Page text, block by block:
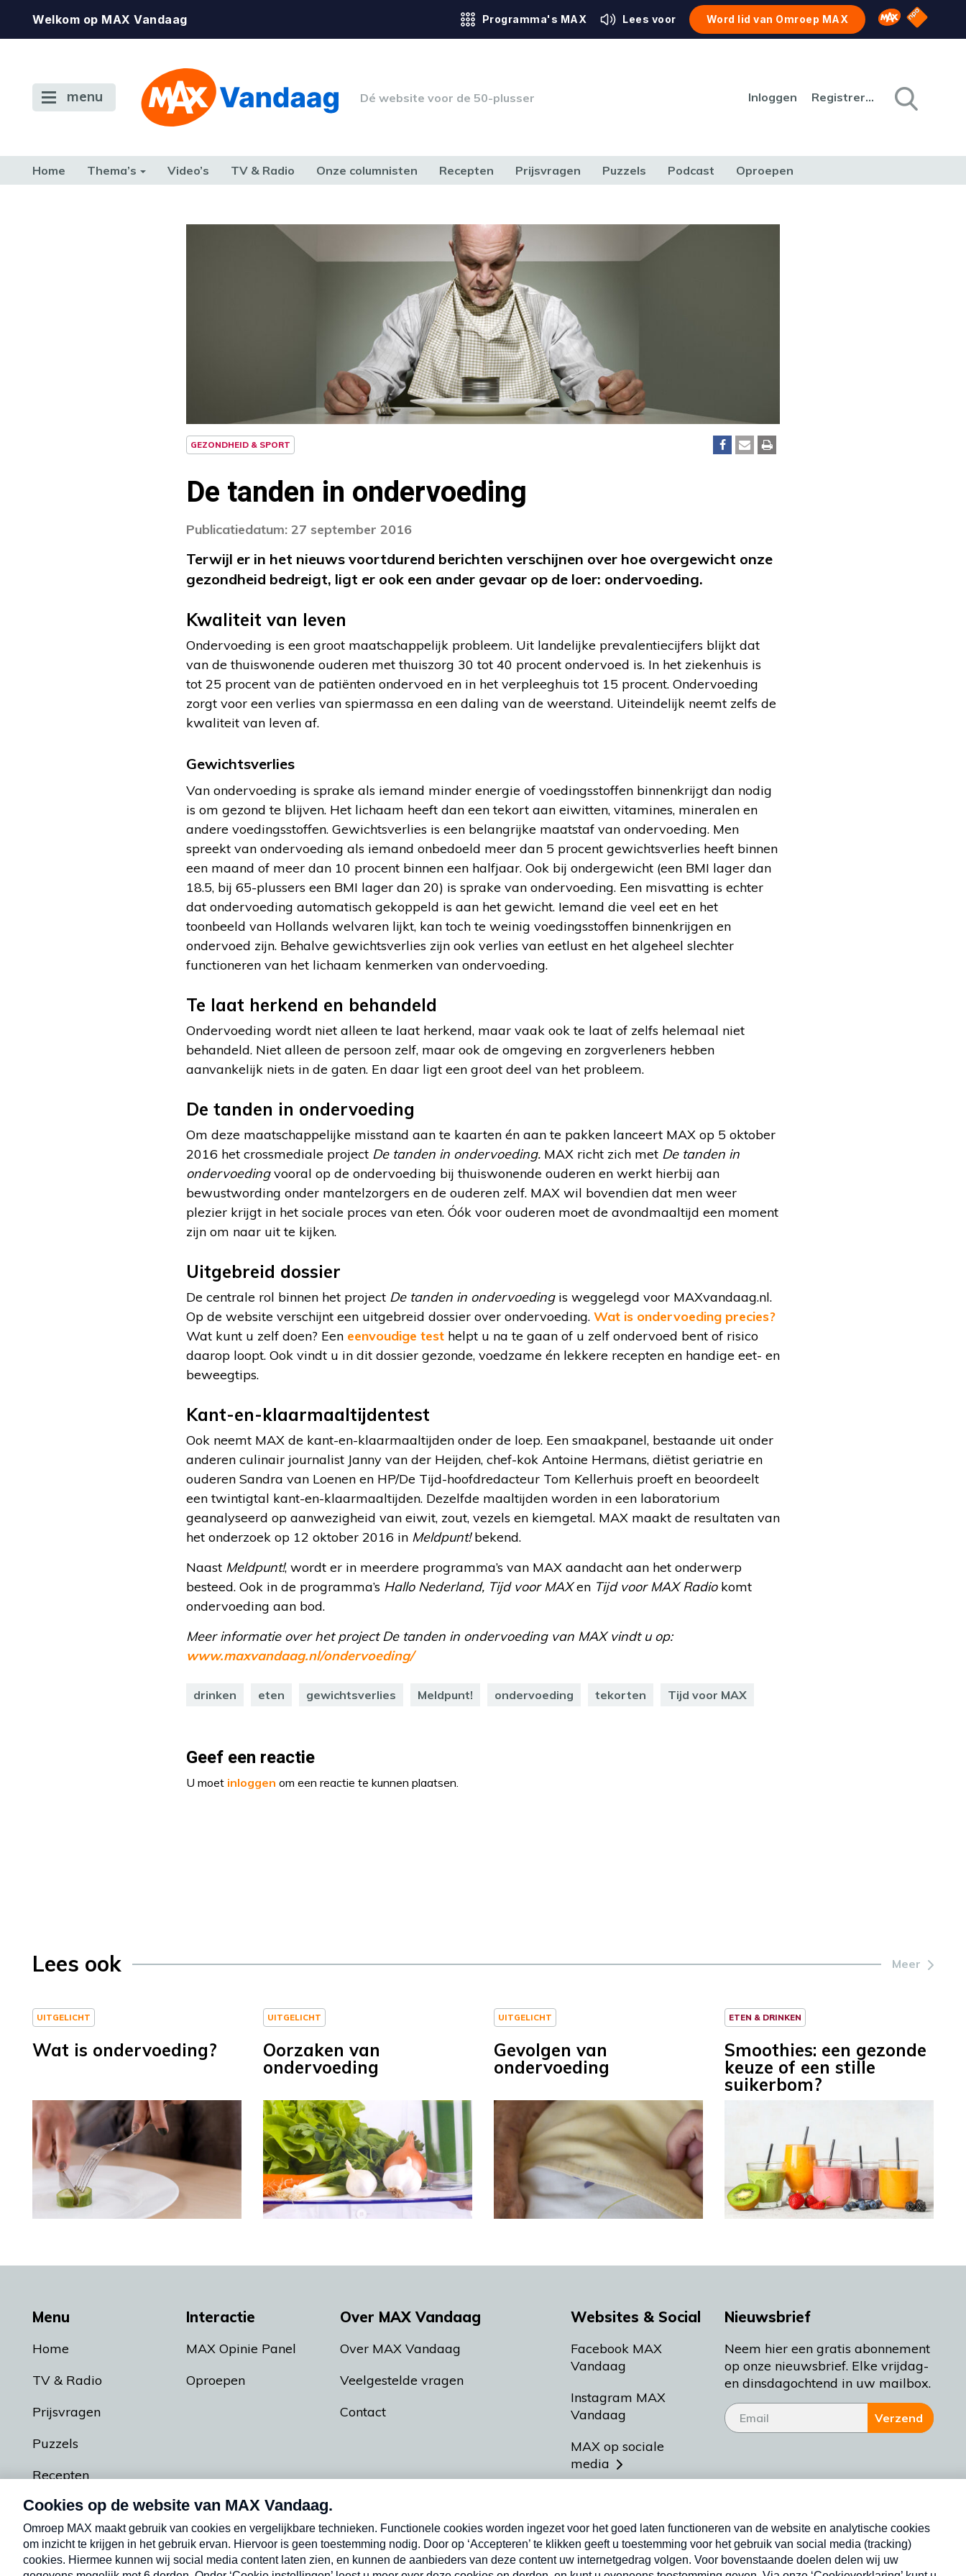
Welkom op MAX Vandaag Programma's MAX Lees voor Word lid van Omroep MAX Omroep MAX
NPO
menu Dé website voor de 50-plusser Inloggen Registreren
Home Thema’s Video’s TV & Radio Onze columnisten Recepten Prijsvragen Puzzels Podcast Oproepen
GEZONDHEID & SPORT
De tanden in ondervoeding
Publicatiedatum: 27 september 2016
Terwijl er in het nieuws voortdurend berichten verschijnen over hoe overgewicht onze
gezondheid bedreigt, ligt er ook een ander gevaar op de loer: ondervoeding.
Kwaliteit van leven
Ondervoeding is een groot maatschappelijk probleem. Uit landelijke prevalentiecijfers blijkt dat
van de thuiswonende ouderen met thuiszorg 30 tot 40 procent ondervoed is. In het ziekenhuis is
tot 25 procent van de patiënten ondervoed en in het verpleeghuis tot 15 procent. Ondervoeding
zorgt voor een verlies van spiermassa en een daling van de weerstand. Uiteindelijk neemt zelfs de
kwaliteit van leven af.
Gewichtsverlies
Van ondervoeding is sprake als iemand minder energie of voedingsstoffen binnenkrijgt dan nodig
is om gezond te blijven. Het lichaam heeft dan een tekort aan eiwitten, vitamines, mineralen en
andere voedingsstoffen. Gewichtsverlies is een belangrijke maatstaf van ondervoeding. Men
spreekt van ondervoeding als iemand onbedoeld meer dan 5 procent gewichtsverlies heeft binnen
een maand of meer dan 10 procent binnen een halfjaar. Ook bij ondergewicht (een BMI lager dan
18.5, bij 65-plussers een BMI lager dan 20) is sprake van ondervoeding. Een misvatting is echter
dat ondervoeding automatisch gekoppeld is aan het gewicht. Iemand die veel eet en het
toonbeeld van Hollands welvaren lijkt, kan toch te weinig voedingsstoffen binnenkrijgen en
ondervoed zijn. Behalve gewichtsverlies zijn ook verlies van eetlust en het algeheel slechter
functioneren van het lichaam kenmerken van ondervoeding.
Te laat herkend en behandeld
Ondervoeding wordt niet alleen te laat herkend, maar vaak ook te laat of zelfs helemaal niet
behandeld. Niet alleen de persoon zelf, maar ook de omgeving en zorgverleners hebben
aanvankelijk niets in de gaten. En daar ligt een groot deel van het probleem.
De tanden in ondervoeding
Om deze maatschappelijke misstand aan te kaarten én aan te pakken lanceert MAX op 5 oktober
2016 het crossmediale project De tanden in ondervoeding. MAX richt zich met De tanden in
ondervoedingvooral op de ondervoeding bij thuiswonende ouderen en werkt hierbij aan
bewustwording onder mantelzorgers en de ouderen zelf. MAX wil bovendien dat men weer
plezier krijgt in het sociale proces van eten. Óók voor ouderen moet de avondmaaltijd een moment
zijn om naar uit te kijken.
Uitgebreid dossier
De centrale rol binnen het project De tanden in ondervoedingis weggelegd voor MAXvandaag.nl.
Op de website verschijnt een uitgebreid dossier over ondervoeding. Wat is ondervoeding precies?
Wat kunt u zelf doen? Een eenvoudige test helpt u na te gaan of u zelf ondervoed bent of risico
daarop loopt. Ook vindt u in dit dossier gezonde, voedzame én lekkere recepten en handige eet- en
beweegtips.
Kant-en-klaarmaaltijdentest
Ook neemt MAX de kant-en-klaarmaaltijden onder de loep. Een smaakpanel, bestaande uit onder
anderen culinair journalist Janny van der Heijden, chef-kok Antoine Hermans, diëtist geriatrie en
ouderen Sandra van Loenen en HP/De Tijd-hoofdredacteur Tom Kellerhuis proeft en beoordeelt
een twintigtal kant-en-klaarmaaltijden. Dezelfde maaltijden worden in een laboratorium
geanalyseerd op aanwezigheid van eiwit, zout, vezels en kiemgetal. MAX maakt de resultaten van
het onderzoek op 12 oktober 2016 in Meldpunt!bekend.
Naast Meldpunt!, wordt er in meerdere programma’s van MAX aandacht aan het onderwerp
besteed. Ook in de programma’s Hallo Nederland, Tijd voor MAXen Tijd voor MAX Radiokomt
ondervoeding aan bod.
Meer informatie over het project De tanden in ondervoeding van MAX vindt u op:
www.maxvandaag.nl/ondervoeding/
drinken eten gewichtsverlies Meldpunt! ondervoeding tekorten Tijd voor MAX
Geef een reactie
U moet inloggen om een reactie te kunnen plaatsen.
Lees ook Meer
UITGELICHT
Wat is ondervoeding?
UITGELICHT
Oorzaken van
ondervoeding
UITGELICHT
Gevolgen van
ondervoeding
ETEN & DRINKEN
Smoothies: een gezonde
keuze of een stille
suikerbom?
Menu
Home
TV & Radio
Prijsvragen
Puzzels
Recepten
Podcasts
Interactie
MAX Opinie Panel
Oproepen
Over MAX Vandaag
Over MAX Vandaag
Veelgestelde vragen
Contact
Websites & Social
Facebook MAX
Vandaag
Instagram MAX
Vandaag
MAX op sociale
media
Meldpunt Actueel
Heel Holland Bakt
Nieuwsbrief
Neem hier een gratis abonnement
op onze nieuwsbrief. Elke vrijdag-
en dinsdagochtend in uw mailbox.
Verzend
Nieuwsbrief
Neem hier een gratis abonnement op onze